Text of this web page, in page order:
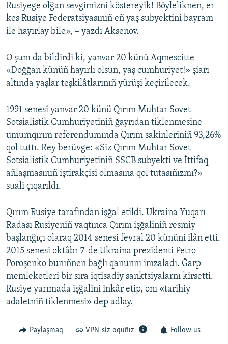
Rusiyege olğan sevgimizni köstereyik! Böyleliknen, er
kes Rusiye Federatsiyasınıñ eñ yaş subyektini bayram
ile hayırlay bile», – yazdı Aksenov.
O şunı da bildirdi ki, yanvar 20 künü Aqmescitte
«Doğğan künüñ hayırlı olsun, yaş cumhuriyet!» şiarı
altında yaşlar teşkilâtlarınıñ yürüşi keçirilecek.
1991 senesi yanvar 20 künü Qırım Muhtar Sovet
Sotsialistik Cumhuriyetiniñ ğayrıdan tiklenmesine
umumqırım referendumında Qırım sakinleriniñ 93,26%
qol tuttı. Rey berüvge: «Siz Qırım Muhtar Sovet
Sotsialistik Cumhuriyetiniñ SSCB subyekti ve İttifaq
añlaşmasınıñ iştirakçisi olmasına qol tutasıñızmı?»
suali çıqarıldı.
Qırım Rusiye tarafından işğal etildi. Ukraina Yuqarı
Radası Rusiyeniñ vaqtınca Qırım işğaliniñ resmiy
başlanğıçı olaraq 2014 senesi fevral 20 kününi ilân etti.
2015 senesi oktâbr 7-de Ukraina prezidenti Petro
Poroşenko bunıñnen bağlı qanunnı imzaladı. Ğarp
memleketleri bir sıra iqtisadiy sanktsiyalarnı kirsetti.
Rusiye yarımada işğalini inkâr etip, onı «tarihiy
adaletniñ tiklenmesi» dep adlay.
Paylaşmaq VPN-siz oquñız Follow us